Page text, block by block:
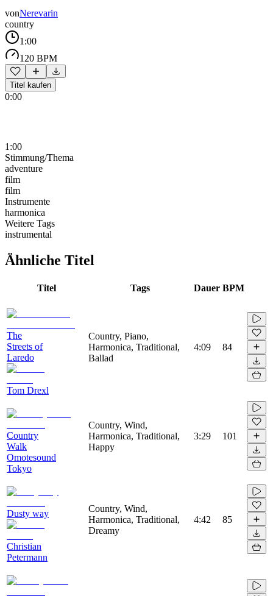
vonNerevarin
country
1:00
120 BPM
Titel kaufen
0:00
1:00
Stimmung/Thema
adventure
film
film
Instrumente
harmonica
Weitere Tags
instrumental
Ähnliche Titel
Titel Tags Dauer BPM
The
Streets of
Laredo
Tom Drexl
Country, Piano,
Harmonica, Traditional,
Ballad
4:09 84
Country
Walk
Omotesound
Tokyo
Country, Wind,
Harmonica, Traditional,
Happy
3:29 101
Dusty way
Christian
Petermann
Country, Wind,
Harmonica, Traditional,
Dreamy
4:42 85